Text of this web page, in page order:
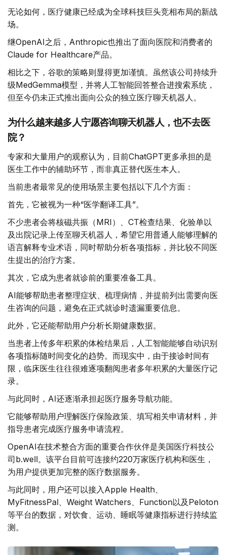
无论如何，医疗健康已经成为全球科技巨头竞相布局的新战
场。
继OpenAI之后，Anthropic也推出了面向医院和消费者的
Claude for Healthcare产品。
相比之下，谷歌的策略则显得更加谨慎。虽然该公司持续升
级MedGemma模型，并将人工智能回答整合进搜索系统，
但至今仍未正式推出面向公众的独立医疗聊天机器人。
为什么越来越多人宁愿咨询聊天机器人，也不去医
院？
专家和大量用户的观察认为，目前ChatGPT更多承担的是
医生工作中的辅助环节，而非真正替代医生本人。
当前患者最常见的使用场景主要包括以下几个方面：
首先，它被视为一种“医学翻译工具”。
不少患者会将核磁共振（MRI）、CT检查结果、化验单以
及出院记录上传至聊天机器人，希望它用普通人能够理解的
语言解释专业术语，同时帮助分析各项指标，并比较不同医
生提出的治疗方案。
其次，它成为患者就诊前的重要准备工具。
AI能够帮助患者整理症状、梳理病情，并提前列出需要向医
生咨询的问题，避免在正式就诊时遗漏重要信息。
此外，它还能帮助用户分析长期健康数据。
当患者上传多年积累的体检结果后，人工智能能够自动识别
各项指标随时间变化的趋势。而现实中，由于接诊时间有
限，临床医生往往很难逐项翻阅患者多年积累的大量医疗记
录。
与此同时，AI还逐渐承担起医疗服务导航功能。
它能够帮助用户理解医疗保险政策、填写相关申请材料，并
指导患者完成医疗服务申请流程。
OpenAI在技术整合方面的重要合作伙伴是美国医疗科技公
司b.well。该平台目前可连接约220万家医疗机构和医生，
为用户提供更加完整的医疗数据服务。
与此同时，用户还可以接入Apple Health、
MyFitnessPal、Weight Watchers、Function以及Peloton
等平台的数据，对饮食、运动、睡眠等健康指标进行持续监
测。